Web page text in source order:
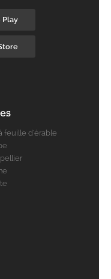
Play
feuille d'érable